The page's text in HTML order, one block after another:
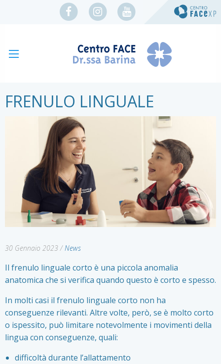
FRENULO LINGUALE
30 Gennaio 2023/News
Il frenulo linguale corto è una piccola anomalia
anatomica che si verifica quando questo è corto e spesso.
In molti casi il frenulo linguale corto non ha
conseguenze rilevanti. Altre volte, però, se è molto corto
o ispessito, può limitare notevolmente i movimenti della
lingua con conseguenze, quali:
difficoltà durante l’allattamento